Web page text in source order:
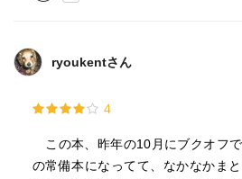
ryoukentさん
4
この本、昨年の10月にブクオフ
の常備本になってて、なかなかま